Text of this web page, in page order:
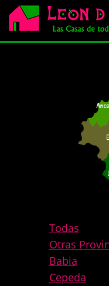
Todas
Otras
Babia
Cepeda